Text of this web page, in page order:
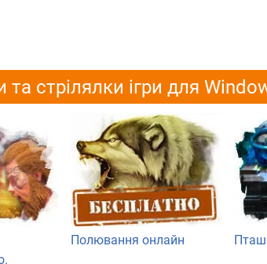
стрілялки ігри для
Полювання онлайн